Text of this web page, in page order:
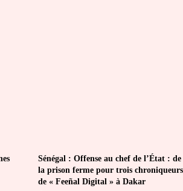
Sénégal : Offense au chef de l’État : de
la prison ferme pour trois chroniqueurs
de « Feeñal Digital » à Dakar